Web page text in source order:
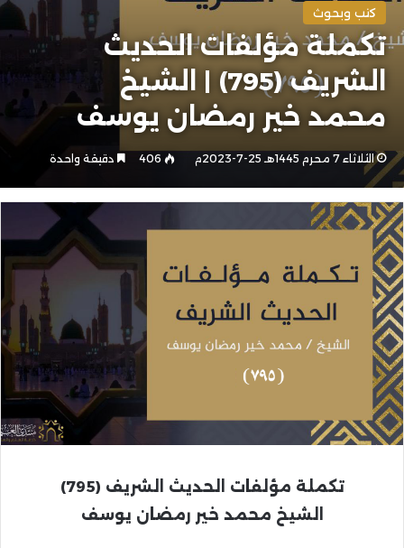
كتب وبحوث
تكملة مؤلفات الحديث
الشريف (795) | الشيخ
محمد خير رمضان يوسف
الثلاثاء 7 محرم 1445هـ 25-7-2023م 406 دقيقة واحدة
تكملة مؤلفات الحديث الشريف (795)
الشيخ محمد خير رمضان يوسف